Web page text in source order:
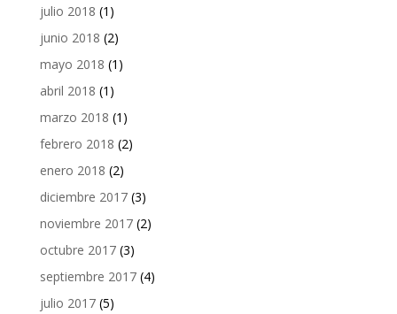
julio 2018 (1)
junio 2018 (2)
mayo 2018 (1)
abril 2018 (1)
marzo 2018 (1)
febrero 2018 (2)
enero 2018 (2)
diciembre 2017(3)
noviembre 2017(2)
octubre 2017(3)
septiembre 2017(4)
julio 2017(5)